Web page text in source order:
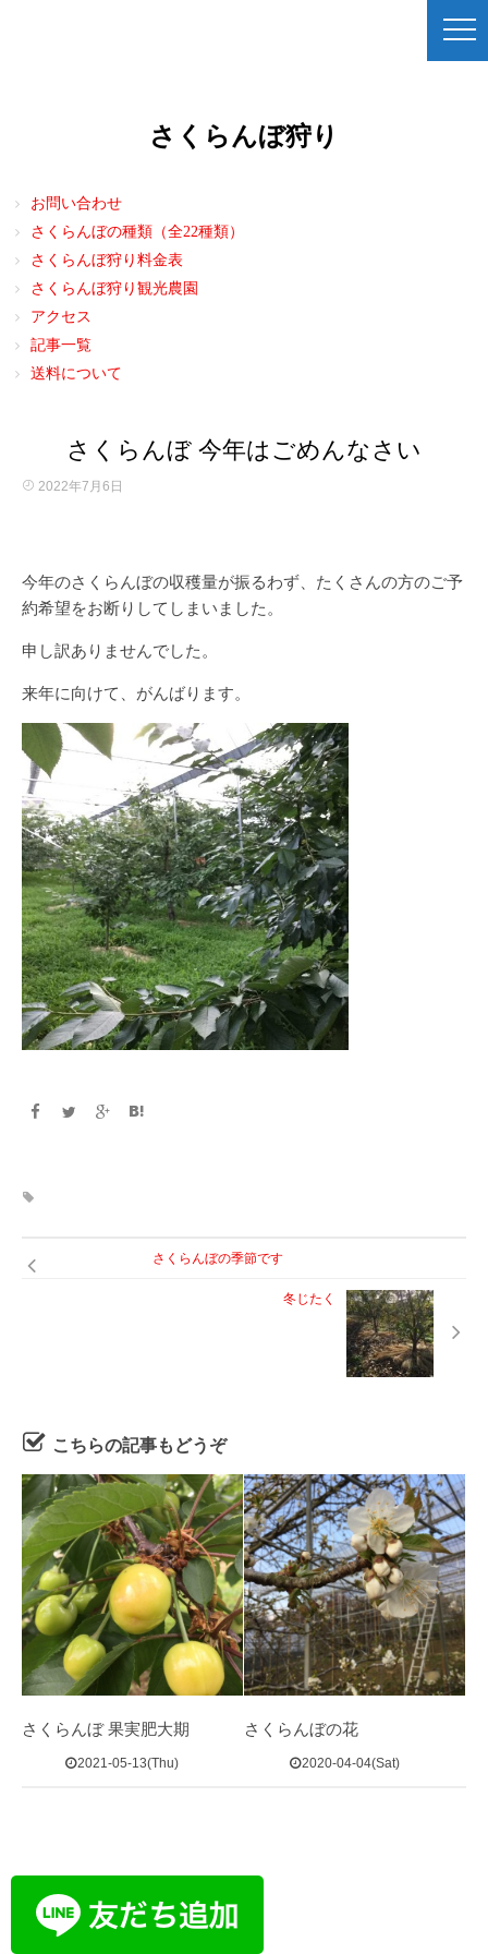
さくらんぼ狩り
お問い合わせ
さくらんぼの種類（全22種類）
さくらんぼ狩り料金表
さくらんぼ狩り観光農園
アクセス
記事一覧
送料について
さくらんぼ 今年はごめんなさい
2022年7月6日
今年のさくらんぼの収穫量が振るわず、たくさんの方のご予
約希望をお断りしてしまいました。
申し訳ありませんでした。
来年に向けて、がんばります。
さくらんぼの季節です
冬じたく
こちらの記事もどうぞ
さくらんぼ 果実肥大期
2021-05-13(Thu)
さくらんぼの花
2020-04-04(Sat)